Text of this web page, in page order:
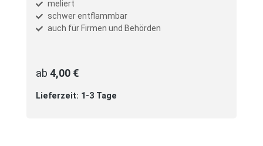
meliert
schwer entflammbar
auch für Firmen und Behörden
ab 4,00 €
Lieferzeit: 1-3 Tage